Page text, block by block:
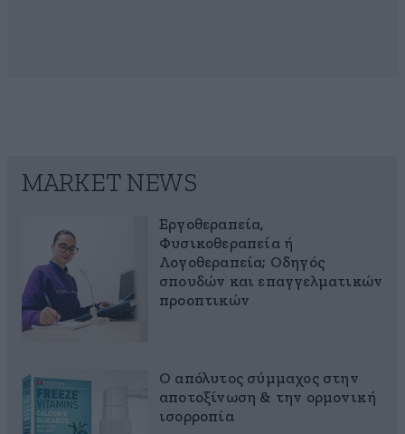
MARKET NEWS
Εργοθεραπεία,
Φυσικοθεραπεία ή
Λογοθεραπεία; Οδηγός
σπουδών και επαγγελματικών
προοπτικών
Ο απόλυτος σύμμαχος στην
αποτοξίνωση & την ορμονική
ισορροπία